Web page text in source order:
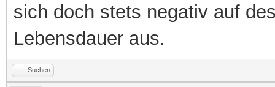
sich doch stets negativ auf
Lebensdauer aus.
Suchen